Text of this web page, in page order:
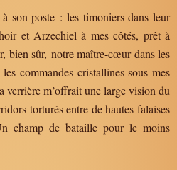
son poste : les timoniers dans leur
et Arzechiel à mes côtés, prêt à
bien sûr, notre maître-cœur dans les
commandes cristallines sous mes
verrière m’offrait une large vision du
torturés entre de hautes falaises
champ de bataille pour le moins